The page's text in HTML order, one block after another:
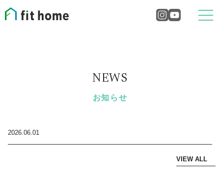
NEWS
お知らせ
2026.06.01
VIEW ALL